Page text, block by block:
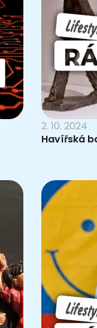
2. 10. 2024
Havířská